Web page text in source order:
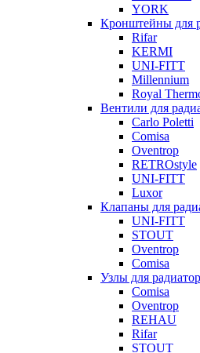
YORK
Кронштейны для
Rifar
KERMI
UNI-FITT
Millennium
Royal
Вентили для
Carlo Poletti
Comisa
Oventrop
RETROstyle
UNI-FITT
Luxor
Клапаны для
UNI-FITT
STOUT
Oventrop
Comisa
Узлы для
Comisa
Oventrop
REHAU
Rifar
STOUT